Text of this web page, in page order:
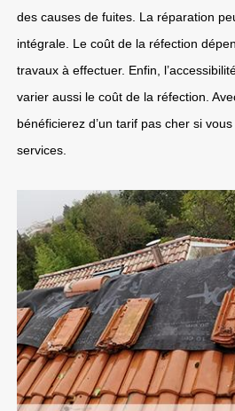
des causes de fuites. La réparation
intégrale. Le coût de la réfection
travaux à effectuer. Enfin,
varier aussi le coût de la réfection.
bénéficierez d’un tarif pas cher si
services.